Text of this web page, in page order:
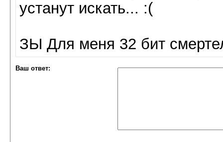
устанут искать... :(
ЗЫ Для меня 32 бит
Ваш ответ: